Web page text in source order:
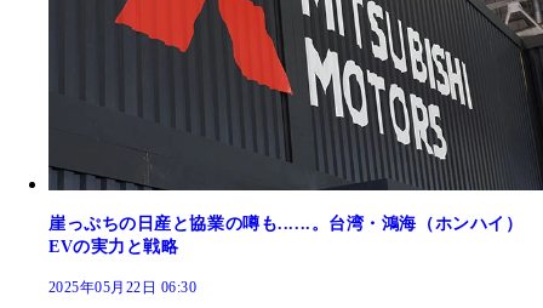
崖っぷちの日産と協業の噂も......。台湾・鴻海（ホンハイ）
EVの実力と戦略
2025年05月22日 06:30